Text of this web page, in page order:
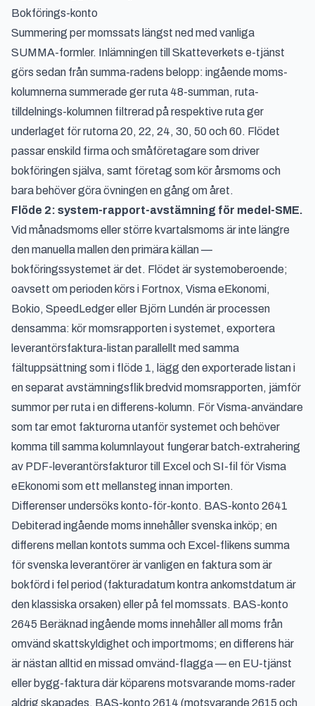
Bokförings-konto
Summering per momssats längst ned med vanliga
SUMMA-formler. Inlämningen till Skatteverkets e-tjänst
görs sedan från summa-radens belopp: ingående moms-
kolumnerna summerade ger ruta 48-summan, ruta-
tilldelnings-kolumnen filtrerad på respektive ruta ger
underlaget för rutorna 20, 22, 24, 30, 50 och 60. Flödet
passar enskild firma och småföretagare som driver
bokföringen själva, samt företag som kör årsmoms och
bara behöver göra övningen en gång om året.
Flöde 2: system-rapport-avstämning för medel-SME.
Vid månadsmoms eller större kvartalsmoms är inte längre
den manuella mallen den primära källan —
bokföringssystemet är det. Flödet är systemoberoende;
oavsett om perioden körs i Fortnox, Visma eEkonomi,
Bokio, SpeedLedger eller Björn Lundén är processen
densamma: kör momsrapporten i systemet, exportera
leverantörsfaktura-listan parallellt med samma
fältuppsättning som i flöde 1, lägg den exporterade listan i
en separat avstämningsflik bredvid momsrapporten, jämför
summor per ruta i en differens-kolumn. För Visma-användare
som tar emot fakturorna utanför systemet och behöver
komma till samma kolumnlayout fungerar batch-extrahering
av PDF-leverantörsfakturor till Excel och SI-fil för Visma
eEkonomisom ett mellansteg innan importen.
Differenser undersöks konto-för-konto. BAS-konto 2641
Debiterad ingående moms innehåller svenska inköp; en
differens mellan kontots summa och Excel-flikens summa
för svenska leverantörer är vanligen en faktura som är
bokförd i fel period (fakturadatum kontra ankomstdatum är
den klassiska orsaken) eller på fel momssats. BAS-konto
2645 Beräknad ingående moms innehåller all moms från
omvänd skattskyldighet och importmoms; en differens här
är nästan alltid en missad omvänd-flagga — en EU-tjänst
eller bygg-faktura där köparens motsvarande moms-rader
aldrig skapades. BAS-konto 2614 (motsvarande 2615 och